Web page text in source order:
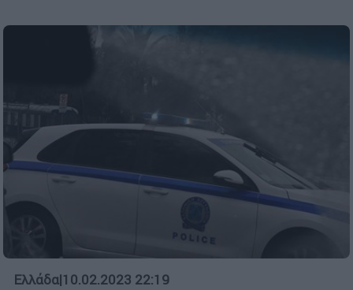
Ελλάδα|10.02.2023 22:19